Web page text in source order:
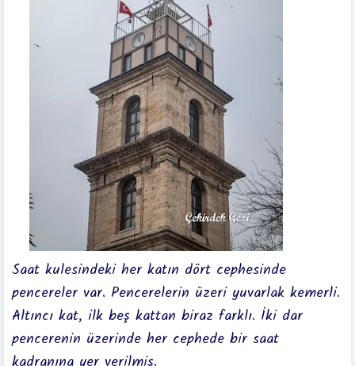
Saat kulesindeki her katın dört cephesinde
pencereler var. Pencerelerin üzeri yuvarlak kemerli.
Altıncı kat, ilk beş kattan biraz farklı. İki dar
pencerenin üzerinde her cephede bir saat